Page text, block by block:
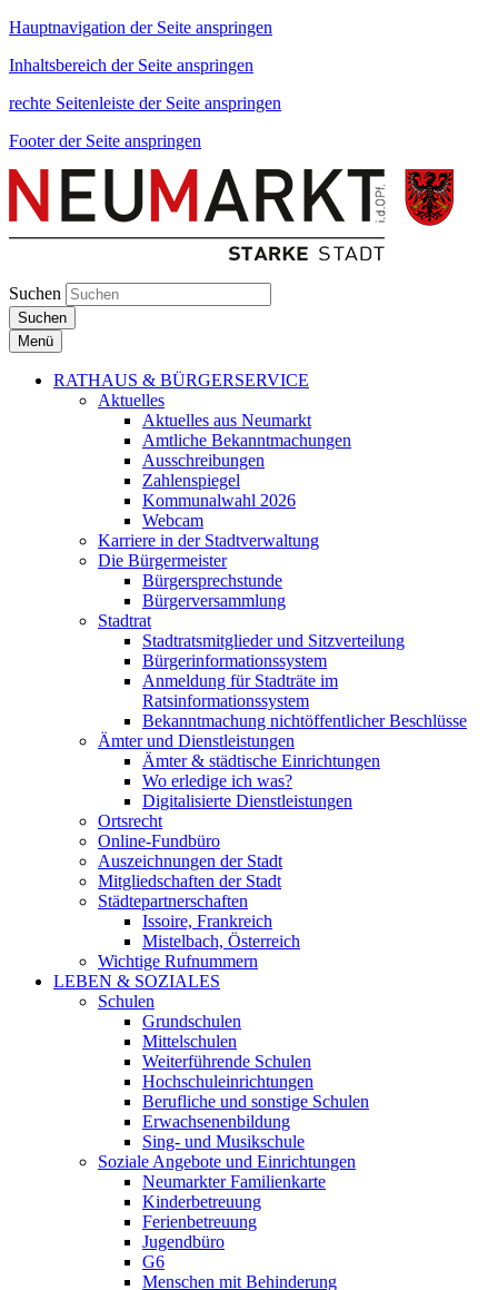
Hauptnavigation der Seite anspringen
Inhaltsbereich der Seite anspringen
rechte Seitenleiste der Seite anspringen
Footer der Seite anspringen
Suchen
Suchen
Menü
RATHAUS & BÜRGERSERVICE
Aktuelles
Aktuelles aus Neumarkt
Amtliche Bekanntmachungen
Ausschreibungen
Zahlenspiegel
Kommunalwahl 2026
Webcam
Karriere in der Stadtverwaltung
Die Bürgermeister
Bürgersprechstunde
Bürgerversammlung
Stadtrat
Stadtratsmitglieder und Sitzverteilung
Bürgerinformationssystem
Anmeldung für Stadträte im
Ratsinformationssystem
Bekanntmachung nichtöffentlicher Beschlüsse
Ämter und Dienstleistungen
Ämter & städtische Einrichtungen
Wo erledige ich was?
Digitalisierte Dienstleistungen
Ortsrecht
Online-Fundbüro
Auszeichnungen der Stadt
Mitgliedschaften der Stadt
Städtepartnerschaften
Issoire, Frankreich
Mistelbach, Österreich
Wichtige Rufnummern
LEBEN & SOZIALES
Schulen
Grundschulen
Mittelschulen
Weiterführende Schulen
Hochschuleinrichtungen
Berufliche und sonstige Schulen
Erwachsenenbildung
Sing- und Musikschule
Soziale Angebote und Einrichtungen
Neumarkter Familienkarte
Kinderbetreuung
Ferienbetreuung
Jugendbüro
G6
Menschen mit Behinderung